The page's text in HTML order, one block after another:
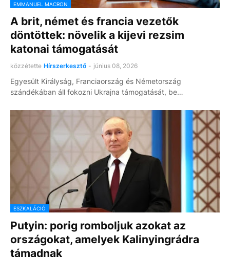
EMMANUEL MACRON
A brit, német és francia vezetők
döntöttek: növelik a kijevi rezsim
katonai támogatását
közzétette Hírszerkesztő - június 08, 2026
Egyesült Királyság, Franciaország és Németország
szándékában áll fokozni Ukrajna támogatását, be…
ESZKALÁCIÓ
Putyin: porig romboljuk azokat az
országokat, amelyek Kalinyingrádra
támadnak